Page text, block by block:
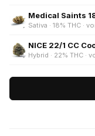
Medical Saints
Sativa · 18% THC ·
NICE 22/1 CC
Hybrid · 22% THC ·